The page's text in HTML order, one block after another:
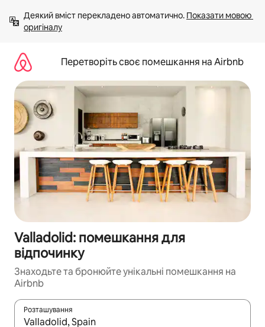
вмісту
Деякий вміст перекладено автоматично. Показати мовою
оригіналу
Перетворіть своє помешкання на Airbnb
Valladolid: помешкання для
відпочинку
Знаходьте та бронюйте унікальні помешкання на
Airbnb
Розташування
Отримавши результати пошуку, використовуйте для